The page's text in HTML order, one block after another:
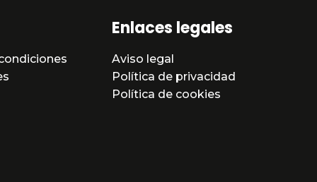
Enlaces legales
Aviso legal
Política de privacidad
Política de cookies